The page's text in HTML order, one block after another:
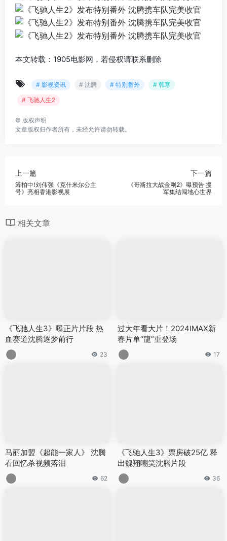
本文转载：1905电影网，若侵权请联系删除
# 影视资讯 # 沈腾 # 特别番外
# 韩寒
# 飞驰人生2
© 版权声明
文章版权归作者所有，未经允许请勿转载。
上一篇
筹拍中!刘伟强《克什米尔公主
号》亮相香港影视展
下一篇
《哥斯拉大战金刚2》曝预告 援
军集结闯地心世界
相关文章
《飞驰人生3》曝正片片段 热
血赛道沈腾逐梦前行
23
过大年看大片！2024IMAX新
春片单“龍”重登场
17
马丽加盟《超能一家人》 沈腾
看回忆杀视频落泪
62
《飞驰人生3》票房破25亿 释
出魏翔嘲笑沈腾片段
36